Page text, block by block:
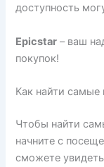
доступность
Epicstar – ваш
покупок!
Как найти
Чтобы найти
начните с
сможете